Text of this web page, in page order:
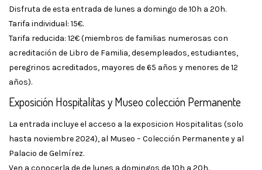
Disfruta de esta entrada de lunes a domingo de 10h a 20h.
Tarifa individual: 15€.
Tarifa reducida: 12€ (miembros de familias numerosas con
acreditación de Libro de Familia, desempleados, estudiantes,
peregrinos acreditados, mayores de 65 años y menores de 12
años).
Exposición Hospitalitas y Museo colección Permanente
La entrada incluye el acceso a la exposicion Hospitalitas (solo
hasta noviembre 2024), al Museo – Colección Permanente y al
Palacio de Gelmírez.
Ven a conocerla de de lunes a domingos de 10h a 20h.